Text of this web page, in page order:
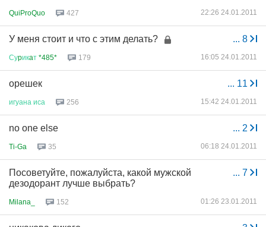
QuiProQuo 427 22:26 24.01.2011
... 8
У меня стоит и что с этим делать?
Суpикaт *485* 179 16:05 24.01.2011
... 11
орешек
игуана иса 256 15:42 24.01.2011
... 2
no one else
Ti-Ga 35 06:18 24.01.2011
... 7
Посоветуйте, пожалуйста, какой мужской
дезодорант лучше выбрать?
Milana_ 152 01:26 23.01.2011